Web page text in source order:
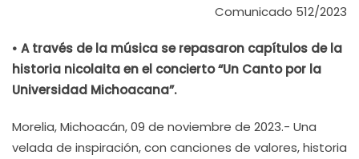
Comunicado 512/2023
• A través de la música se repasaron capítulos de la
historia nicolaita en el concierto “Un Canto por la
Universidad Michoacana”.
Morelia, Michoacán, 09 de noviembre de 2023.- Una
velada de inspiración, con canciones de valores, historia